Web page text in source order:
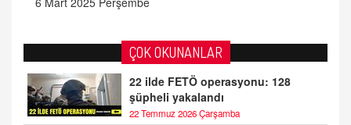
ÇOK OKUNANLAR
22 ilde FETÖ operasyonu: 128
şüpheli yakalandı
22 Temmuz 2026 Çarşamba